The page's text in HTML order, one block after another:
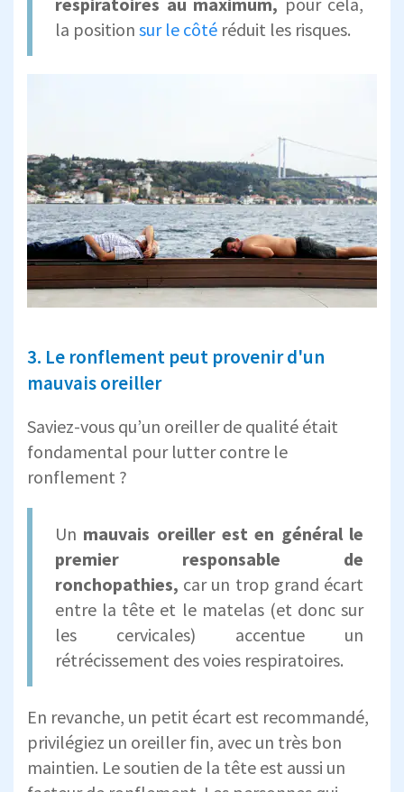
la position sur le côté réduit les risques.
3. Le ronflement peut provenir d'un
mauvais oreiller
Saviez-vous qu’un oreiller de qualité était
fondamental pour lutter contre le
ronflement ?
Un mauvais oreiller est en général le
premier responsable de
ronchopathies, car un trop grand écart
entre la tête et le matelas (et donc sur
les cervicales) accentue un
rétrécissement des voies respiratoires.
En revanche, un petit écart est recommandé,
privilégiez un oreiller fin, avec un très bon
maintien. Le soutien de la tête est aussi un